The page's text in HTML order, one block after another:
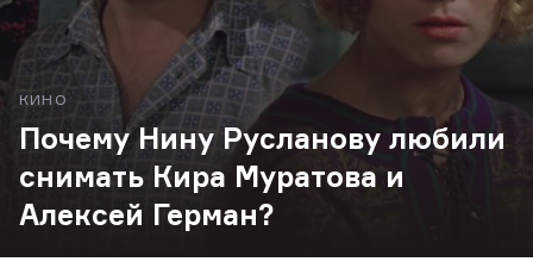
КИНО
Почему Нину Русланову любили
снимать Кира Муратова и
Алексей Герман?